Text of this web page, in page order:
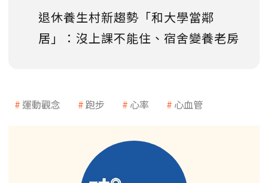
退休養生村新趨勢「和大學當鄰
居」：沒上課不能住、宿舍變養老房
運動觀念 跑步 心率 心血管